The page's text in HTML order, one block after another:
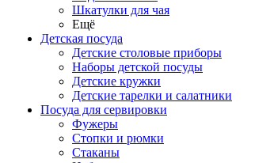
Шкатулки для чая
Ещё
Детская посуда
Детские столовые приборы
Наборы детской посуды
Детские кружки
Детские тарелки и салатники
Посуда для сервировки
Фужеры
Стопки и рюмки
Стаканы